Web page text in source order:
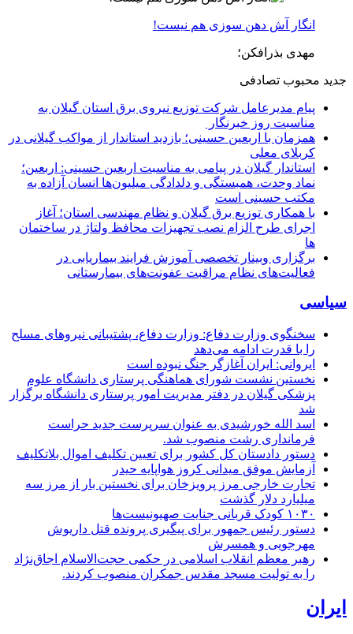
انگار آش دهن سوزی هم نیست!
مهدی بذرافکن؛
جدید محبوب تصادفی
پیام مدیرعامل شركت توزیع نیروی برق استان گیلان به
مناسبت روز خبرنگار ‌
همزمان با اربعین حسینی؛ بازدید استاندار از مواکب گیلانی در
کربلای معلی
استاندار گیلان در پیامی به مناسبت اربعین حسینی: اربعین؛
نماد وحدت، همبستگی و دلدادگی میلیون‌ها انسان آزاده به
مکتب حسینی است
با همکاری توزیع برق گیلان و نظام مهندسی استان؛ آغاز
اجرای طرح الزام نصب تجهیزات محافظ ولتاژ در ساختمان
ها
برگزاری وبینار تخصصی آموزش فرایند بیماریابی در
فعالیت‌های نظام مراقبت عفونت‌های بیمارستانی
سیاسی
سخنگوی وزارت دفاع: وزارت دفاع، پشتیبانی نیرو‌های مسلح
را با قدرت ادامه می‌دهد
ایروانی: ایران آغازگر جنگ نبوده است
نخستین نشست شورای هماهنگی پرستاری دانشگاه علوم
پزشکی گیلان در دفتر مدیریت امور پرستاری دانشگاه برگزار
شد
اسد الله خورشیدی به عنوان سرپرست جدید حراست
فرمانداری رشت منصوب شد.
دستور دادستان کل کشور برای تعیین تکلیف اموال بلاتکلیف
آزمایش موفق میدانی کروز هواپایه حیدر
تجارت خارجی مرز پرویزخان برای نخستین بار از مرز سه
میلیارد دلار گذشت
۱۰۳۰ کودک قربانی جنایت صهیونیست‌ها
دستور رئیس جمهور برای پیگیری پرونده قتل داریوش
مهرجویی و همسرش
رهبر معظم انقلاب اسلامی در حکمی حجت‌الاسلام اجاق‌نژاد
را به تولیت مسجد مقدس جمکران منصوب کردند.
ایران